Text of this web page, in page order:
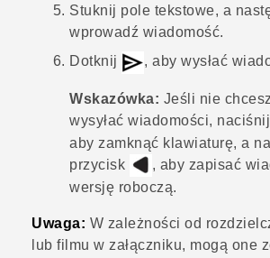
Stuknij pole tekstowe, a
wprowadź wiadomość.
Dotknij
, aby wysłać
Wskazówka: Jeśli nie
wysyłać wiadomości,
aby zamknąć klawiaturę, a
przycisk
, aby zapisać
wersję roboczą.
Uwaga: W zależności od
lub filmu w załączniku, mogą one